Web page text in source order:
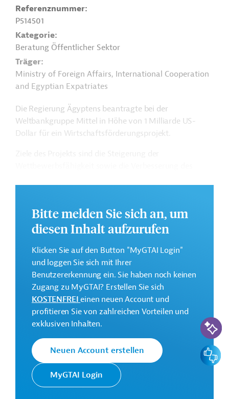
Referenznummer
P514501
Kategorie
Beratung Öffentlicher Sektor
Träger
Ministry of Foreign Affairs, International Cooperation
and Egyptian Expatriates
Die Regierung Ägyptens beantragte bei der
Weltbankgruppe Mittel in Höhe von 1 Milliarde US-
Dollar für ein Wirtschaftsförderungsprojekt.
Förderung des grünen Wandels vorgesehen.
Weitere Informationen zu dem Entwicklungsprojekt
finden Sie auf der
Webseite der Weltbankgruppe
und im Originaldokument, das zum Download
bereitsteht.
GTAI informiert über dieWeltbankgruppe
Schwerpunkte, Regularien und praktische Hinweise zur
Geschäftsanbahnung.
1 Milliarde US-Dollar
Geberbeitrag:
1 Milliarde US-Dollar (Weltbankgruppe, Mittel;
beantragt)
Bitte melden Sie sich an, um
diesen Inhalt aufzurufen
Klicken Sie auf den Button "MyGTAI Login"
und loggen Sie sich mit Ihrer
Benutzererkennung ein. Sie haben noch keinen
Zugang zu MyGTAI? Erstellen Sie sich
KOSTENFREIeinen neuen Account und
profitieren Sie von zahlreichen Vorteilen und
exklusiven Inhalten.
Neuen Account erstellen
MyGTAI Login
KI-